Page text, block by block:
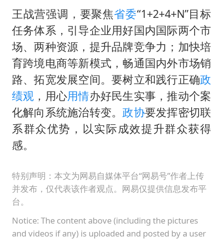
宇树科技中一签需缴款7.54万元
国防部：中国军队坚决反制任何闹海挑衅图谋
四川宜宾市高县发生4.9级地震
台湾海峡南口北上船舶实施交通管制
“新疆阿勒泰八月能滑雪”不实
向鹏0-3不敌张本智和
江苏发布台风蓝色预警
王战营强调，要聚焦省委“1+2+4+N”目标
任务体系，引导企业用好国内国际两个市
场、两种资源，提升品牌竞争力；加快培
育跨境电商等新模式，畅通国内外市场销
路、拓宽发展空间。要树立和践行正确政
绩观 ，用心用情办好民生实事，推动个案
化解向系统施治转变。政协要发挥密切联
系群众优势，以实际成效提升群众获得
感。
特别声明：本文为网易自媒体平台“网易号”作者上传
并发布，仅代表该作者观点。网易仅提供信息发布平
台。
Notice: The content above (including the pictures
and videos if any) is uploaded and posted by a user